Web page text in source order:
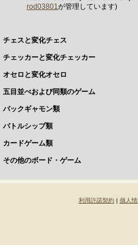
rod03801が管理しています)
チェスと変化チェス
チェッカーと変化チェッカー
オセロと変化オセロ
五目並べおよび同類のゲーム
バックギャモン類
バトルシップ類
カードゲーム類
その他のボード・ゲーム
利用許諾契約| 個人